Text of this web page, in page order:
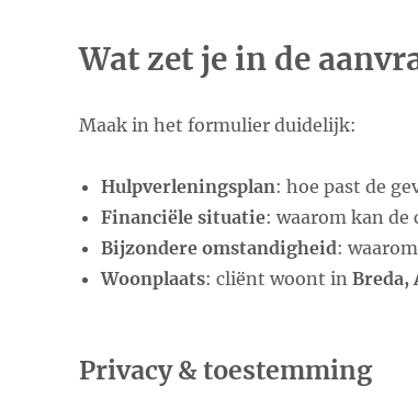
Wat zet je in de
Maak in het formulier duidelijk:
Hulpverleningsplan: hoe past de
Financiële situatie: waarom kan
Bijzondere omstandigheid:
Woonplaats: cliënt woont in Breda,
Privacy & toestemming